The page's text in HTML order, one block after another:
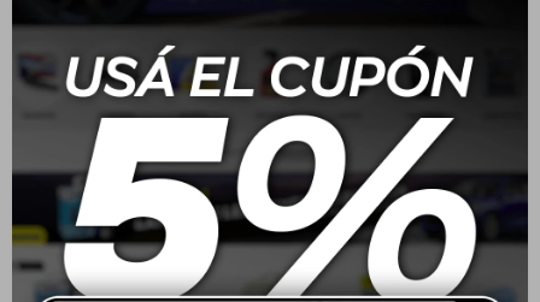
apariencia general de tu vehículo.
No es necesario frotar ni pulir para lograr un resultado
óptimo, lo que significa que es fácil y rápido de usar.
Es un producto fabricado por Mothers, una marca
reconocida en el mercado de productos para el cuidado
de automóviles, lo que indica que ha sido desarrollado y
probado para proporcionar resultados de alta calidad.
Aplicación:
Es muy fácil de aplicar y se puede usar en cualquier tipo de